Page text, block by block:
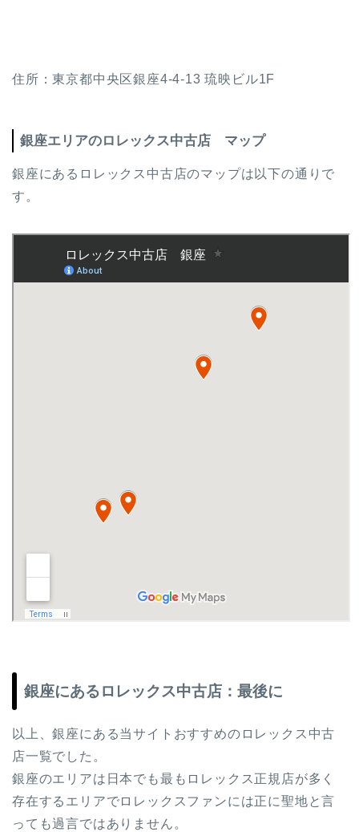
住所：東京都中央区銀座4-4-13 琉映ビル1F
銀座エリアのロレックス中古店 マップ
銀座にあるロレックス中古店のマップは以下の通りで
す。
銀座にあるロレックス中古店：最後に
以上、銀座にある当サイトおすすめのロレックス中古
店一覧でした。
銀座のエリアは日本でも最もロレックス正規店が多く
存在するエリアでロレックスファンには正に聖地と言
っても過言ではありません。